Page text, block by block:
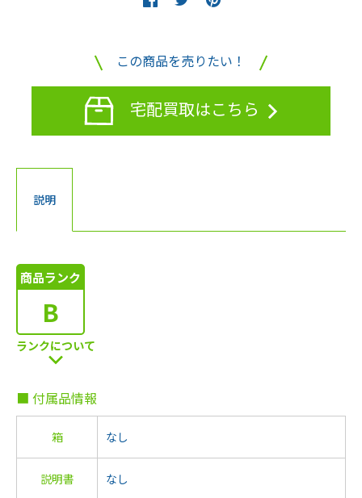
この商品を売りたい！
宅配買取はこちら
説明
商品ランク
B
ランクについて
■ 付属品情報
箱 なし
説明書 なし